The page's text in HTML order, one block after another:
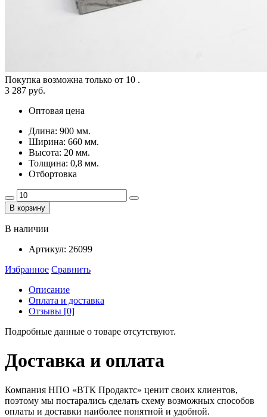
Покупка возможна только от 10 .
3 287 руб.
Оптовая цена
Длина: 900 мм.
Ширина: 660 мм.
Высота: 20 мм.
Толщина: 0,8 мм.
Отбортовка
В корзину
В наличии
Артикул: 26099
Избранное Сравнить
Описание
Оплата и доставка
Отзывы [0]
Подробные данные о товаре отсутствуют.
Доставка и оплата
Компания НПО «ВТК Продактс» ценит своих клиентов,
поэтому мы постарались сделать схему возможных способов
оплаты и доставки наиболее понятной и удобной.